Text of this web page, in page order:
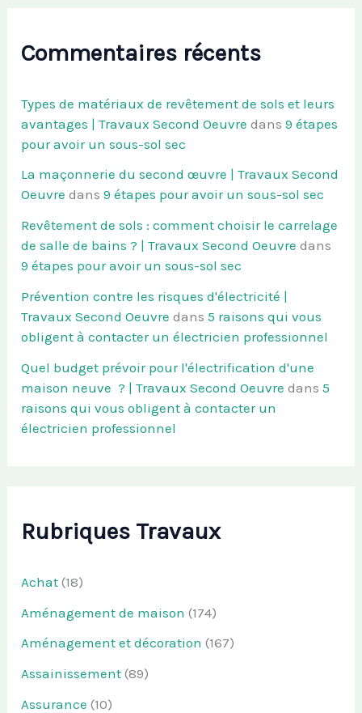
Commentaires récents
Types de matériaux de revêtement de sols et leurs
avantages | Travaux Second Oeuvre dans9 étapes
pour avoir un sous-sol sec
La maçonnerie du second œuvre | Travaux Second
Oeuvre dans9 étapes pour avoir un sous-sol sec
Revêtement de sols : comment choisir le carrelage
de salle de bains ? | Travaux Second Oeuvre dans
9 étapes pour avoir un sous-sol sec
Prévention contre les risques d'électricité |
Travaux Second Oeuvre dans5 raisons qui vous
obligent à contacter un électricien professionnel
Quel budget prévoir pour l'électrification d'une
maison neuve ? | Travaux Second Oeuvre dans5
raisons qui vous obligent à contacter un
électricien professionnel
Rubriques Travaux
Achat (18)
Aménagement de maison (174)
Aménagement et décoration (167)
Assainissement (89)
Assurance (10)